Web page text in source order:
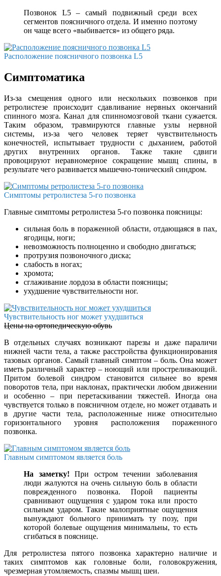
Позвонок L5 – самый подвижный среди всех
сегментов поясничного отдела. И именно поэтому
он чаще всего «выбивается» из общего ряда.
Расположение поясничного позвонка L5
Симптоматика
Из-за смещения одного или нескольких позвонков при
ретролистезе происходит сдавливание нервных окончаний
спинного мозга. Канал для спинномозговой ткани сужается.
Таким образом, травмируются главные узлы нервной
системы, из-за чего человек теряет чувствительность
конечностей, испытывает трудности с дыханием, работой
других внутренних органов. Также такие сдвиги
провоцируют неравномерное сокращение мышц спины, в
результате чего развивается мышечно-тонический синдром.
Симптомы ретролистеза 5-го позвонка
Главные симптомы ретролистеза 5-го позвонка поясницы:
сильная боль в пораженной области, отдающаяся в пах,
ягодицы, ноги;
невозможность полноценно и свободно двигаться;
протрузия позвоночного диска;
слабость в ногах;
хромота;
сглаживание лордоза в области поясницы;
ухудшение чувствительности ног.
Чувствительность ног может ухудшиться
Цены на ортопедическую обувь
В отдельных случаях возникают парезы и даже параличи
нижней части тела, а также расстройства функционирования
тазовых органов. Самый главный симптом – боль. Она может
иметь различный характер – ноющий или простреливающий.
Притом болевой синдром становится сильнее во время
поворотов тела, при наклонах, практически любом движении
и особенно – при перетаскивании тяжестей. Иногда она
чувствуется только в поясничном отделе, но может отдавать и
в другие части тела, расположенные ниже относительно
горизонтального уровня расположения пораженного
позвонка.
Главным симптомом является боль
На заметку! При остром течении заболевания
люди жалуются на очень сильную боль в области
поврежденного позвонка. Порой пациенты
сравнивают ощущения с ударом тока или просто
сильным ударом. Такие малоприятные ощущения
вынуждают больного принимать ту позу, при
которой болевые ощущения минимальны, то есть
сгибаться в пояснице.
Для ретролистеза пятого позвонка характерно наличие и
таких симптомов как головные боли, головокружения,
чрезмерная утомляемость, спазмы мышц шеи.